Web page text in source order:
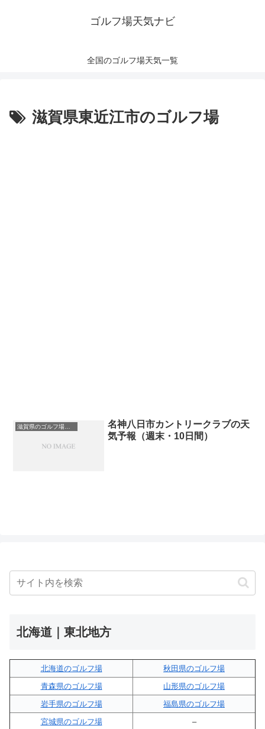
ゴルフ場天気ナビ
全国のゴルフ場天気一覧
滋賀県東近江市のゴルフ場
滋賀県のゴルフ場一覧｜距離が長い・広いゴルフ場ランキング
名神八日市カントリークラブの天
気予報（週末・10日間）
北海道｜東北地方
北海道のゴルフ場
秋田県のゴルフ場
青森県のゴルフ場
山形県のゴルフ場
岩手県のゴルフ場
福島県のゴルフ場
宮城県のゴルフ場
–